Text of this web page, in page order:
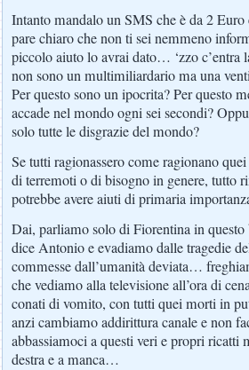
Intanto mandalo un SMS che è da 2
pare chiaro che non ti sei nemmeno
piccolo aiuto lo avrai dato… ‘zzo c’entra
non sono un multimiliardario ma una
Per questo sono un ipocrita? Per questo
accade nel mondo ogni sei secondi?
solo tutte le disgrazie del mondo?
Se tutti ragionassero come ragionano
di terremoti o di bisogno in genere, tutto
potrebbe avere aiuti di primaria
Dai, parliamo solo di Fiorentina in
dice Antonio e evadiamo dalle tragedie
commesse dall’umanità deviata…
che vediamo alla televisione all’ora di
conati di vomito, con tutti quei morti in
anzi cambiamo addirittura canale e non
abbassiamoci a questi veri e propri ricatti
destra e a manca…